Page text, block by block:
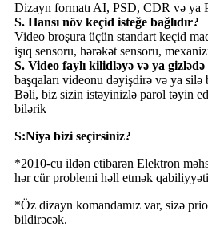
Dizayn formatı AI, PSD, CDR və ya
S. Hansı növ keçid isteğe bağlıdır?
Video broşura üçün standart keçid
işıq sensoru, hərəkət sensoru,
S. Video faylı kilidləyə və ya
başqaları videonu dəyişdirə və ya silə
Bəli, biz sizin istəyinizlə parol təyin
bilərik
S:Niyə bizi seçirsiniz?
*2010-cu ildən etibarən Elektron
hər cür problemi həll etmək
*Öz dizayn komandamız var, sizə
bildirəcək.